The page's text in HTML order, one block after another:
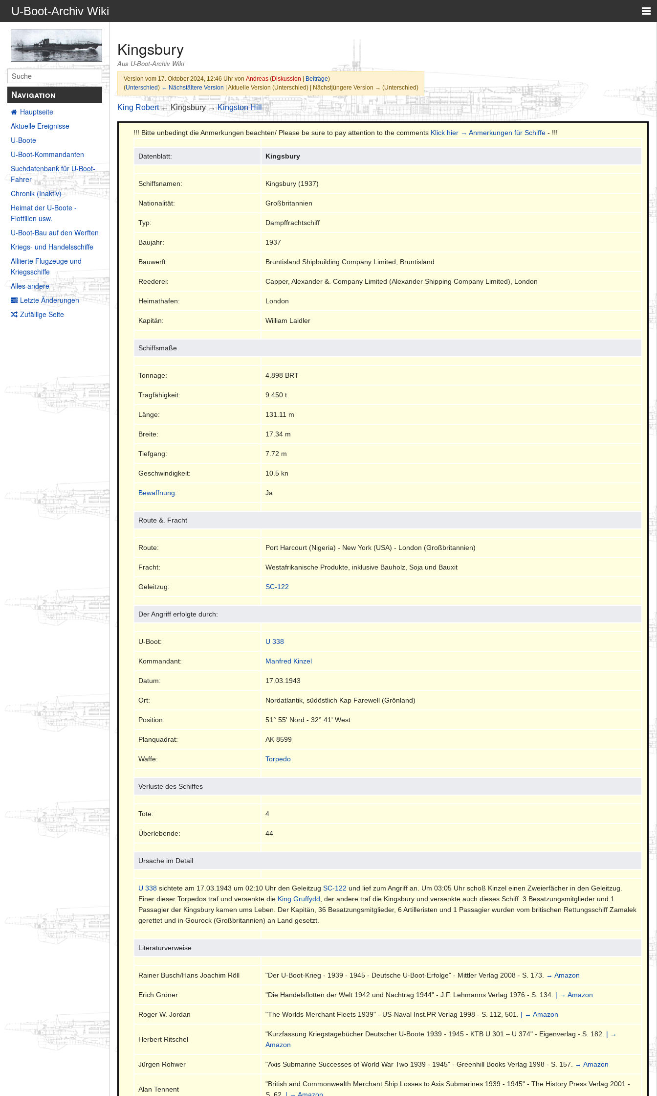
U-Boot-Archiv Wiki
Navigation
Hauptseite
Aktuelle Ereignisse
U-Boote
U-Boot-Kommandanten
Suchdatenbank für U-Boot-
Fahrer
Chronik (Inaktiv)
Heimat der U-Boote -
Flottillen usw.
U-Boot-Bau auf den Werften
Kriegs- und Handelsschiffe
Alliierte Flugzeuge und
Kriegsschiffe
Alles andere
Letzte Änderungen
Zufällige Seite
Kingsbury
Aus U-Boot-Archiv Wiki
Version vom 17. Oktober 2024, 12:46 Uhr von Andreas (Diskussion Beiträge)
(Unterschied) ← Nächstältere Version | Aktuelle Version (Unterschied) | Nächstjüngere Version → (Unterschied)
King Robert← Kingsbury →Kingston Hill
!!! Bitte unbedingt die Anmerkungen beachten/ Please be sure to pay attention to the comments Klick hier → Anmerkungen für Schiffe - !!!
Datenblatt: Kingsbury
Schiffsnamen: Kingsbury (1937)
Nationalität: Großbritannien
Typ: Dampffrachtschiff
Baujahr: 1937
Bauwerft: Bruntisland Shipbuilding Company Limited, Bruntisland
Reederei: Capper, Alexander &. Company Limited (Alexander Shipping Company Limited), London
Heimathafen: London
Kapitän: William Laidler
Schiffsmaße
Tonnage: 4.898 BRT
Tragfähigkeit: 9.450 t
Länge: 131.11 m
Breite: 17.34 m
Tiefgang: 7.72 m
Geschwindigkeit: 10.5 kn
Bewaffnung: Ja
Route &. Fracht
Route: Port Harcourt (Nigeria) - New York (USA) - London (Großbritannien)
Fracht: Westafrikanische Produkte, inklusive Bauholz, Soja und Bauxit
Geleitzug: SC-122
Der Angriff erfolgte durch:
U-Boot: U 338
Kommandant: Manfred Kinzel
Datum: 17.03.1943
Ort: Nordatlantik, südöstlich Kap Farewell (Grönland)
Position: 51° 55' Nord - 32° 41' West
Planquadrat: AK 8599
Waffe: Torpedo
Verluste des Schiffes
Tote: 4
Überlebende: 44
Ursache im Detail
U 338 sichtete am 17.03.1943 um 02:10 Uhr den GeleitzugSC-122 und lief zum Angriff an. Um 03:05 Uhr schoß Kinzel einen Zweierfächer in den Geleitzug.
Einer dieser Torpedos traf und versenkte die King Gruffydd , der andere traf die Kingsbury und versenkte auch dieses Schiff. 3 Besatzungsmitglieder und 1
Passagier der Kingsbury kamen ums Leben. Der Kapitän, 36 Besatzungsmitglieder, 6 Artilleristen und 1 Passagier wurden vom britischen Rettungsschiff Zamalek
gerettet und in Gourock (Großbritannien) an Land gesetzt.
Literaturverweise
Rainer Busch/Hans Joachim Röll "Der U-Boot-Krieg - 1939 - 1945 - Deutsche U-Boot-Erfolge" - Mittler Verlag 2008 - S. 173. → Amazon
Erich Gröner "Die Handelsflotten der Welt 1942 und Nachtrag 1944" - J.F. Lehmanns Verlag 1976 - S. 134. | → Amazon
Roger W. Jordan "The Worlds Merchant Fleets 1939" - US-Naval Inst.PR Verlag 1998 - S. 112, 501. | → Amazon
Herbert Ritschel
"Kurzfassung Kriegstagebücher Deutscher U-Boote 1939 - 1945 - KTB U 301 – U 374" - Eigenverlag - S. 182. | →
Amazon
Jürgen Rohwer "Axis Submarine Successes of World War Two 1939 - 1945" - Greenhill Books Verlag 1998 - S. 157. → Amazon
Alan Tennent
"British and Commonwealth Merchant Ship Losses to Axis Submarines 1939 - 1945" - The History Press Verlag 2001 -